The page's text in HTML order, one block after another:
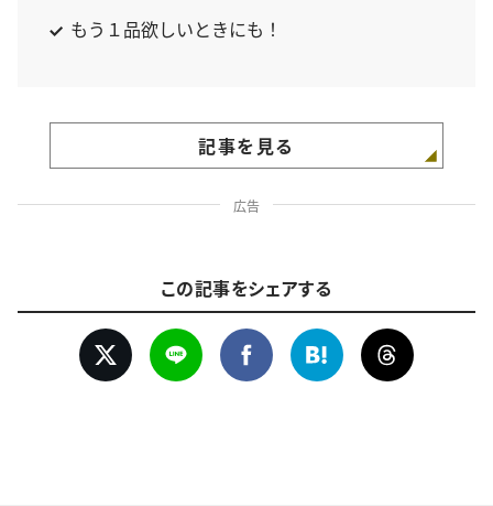
もう１品欲しいときにも！
記事を見る
広告
この記事をシェアする